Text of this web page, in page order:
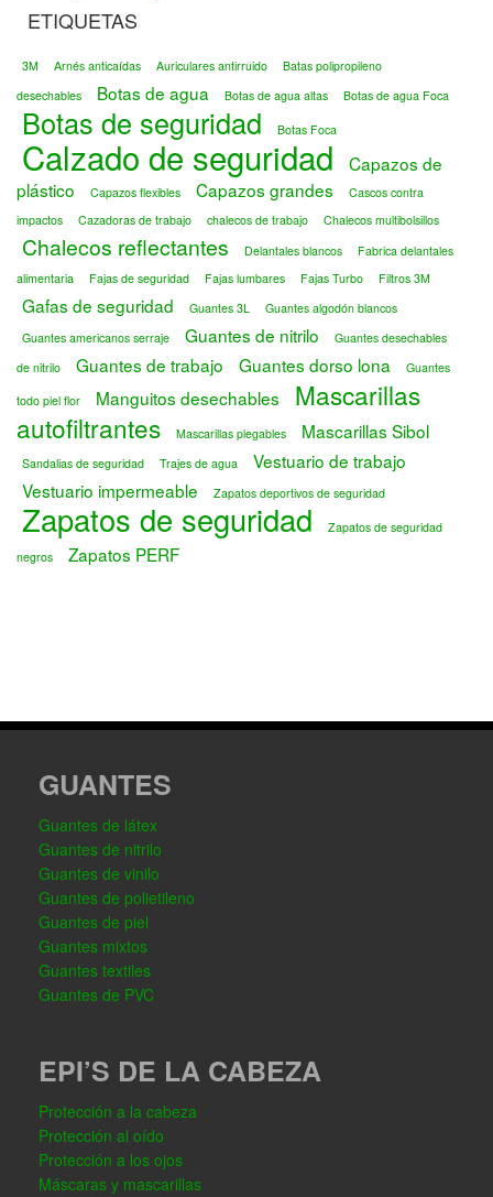
ETIQUETAS
3M Arnés anticaídas Auriculares antirruido
Batas polipropileno
desechables
Botas de agua Botas de agua altas Botas de agua Foca
Botas de seguridad Botas Foca
Calzado de seguridad
Capazos de
plástico
Capazos flexibles Capazos grandes
Cascos contra
impactos
Cazadoras de trabajo chalecos de trabajo Chalecos multibolsillos
Chalecos reflectantes Delantales blancos
Fabrica delantales
alimentaria
Fajas de seguridad Fajas lumbares Fajas Turbo Filtros 3M
Gafas de seguridad Guantes 3L
Guantes algodón blancos
Guantes americanos serraje
Guantes de nitrilo
Guantes desechables
de nitrilo
Guantes de trabajo Guantes dorso lona
Guantes
todo piel flor
Manguitos desechables
Mascarillas
autofiltrantes
Mascarillas plegables Mascarillas Sibol
Sandalias de seguridad Trajes de agua
Vestuario de trabajo
Vestuario impermeable
Zapatos deportivos de seguridad
Zapatos de seguridad
Zapatos de seguridad
negros
Zapatos PERF
GUANTES
Guantes de látex
Guantes de nitrilo
Guantes de vinilo
Guantes de polietileno
Guantes de piel
Guantes mixtos
Guantes textiles
Guantes de PVC
EPI’S DE LA CABEZA
Protección a la cabeza
Protección al oído
Protección a los ojos
Máscaras y mascarillas